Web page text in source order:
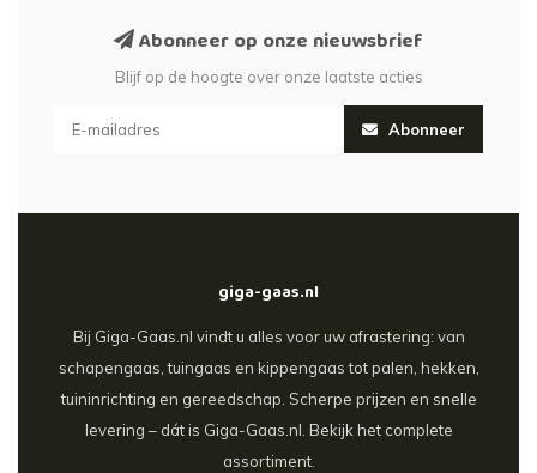
Abonneer op onze nieuwsbrief
Blijf op de hoogte over onze laatste acties
Abonneer
giga-gaas.nl
Bij Giga-Gaas.nl vindt u alles voor uw afrastering: van
schapengaas, tuingaas en kippengaas tot palen, hekken,
tuininrichting en gereedschap. Scherpe prijzen en snelle
levering – dát is Giga-Gaas.nl. Bekijk het complete
assortiment.